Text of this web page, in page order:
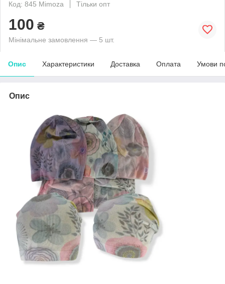
Код: 845 Mimoza
Тільки опт
100 ₴
Мінімальне замовлення — 5 шт.
Опис Характеристики Доставка Оплата Умови
Опис